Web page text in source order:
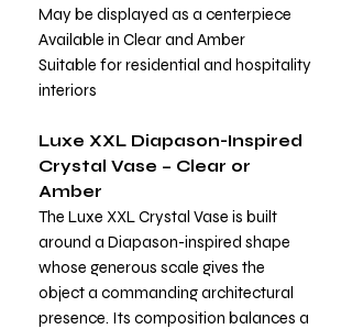
May be displayed as a centerpiece
Available in Clear and Amber
Suitable for residential and hospitality
interiors
Luxe XXL Diapason-Inspired
Crystal Vase – Clear or
Amber
The Luxe XXL Crystal Vase is built
around a Diapason-inspired shape
whose generous scale gives the
object a commanding architectural
presence. Its composition balances a